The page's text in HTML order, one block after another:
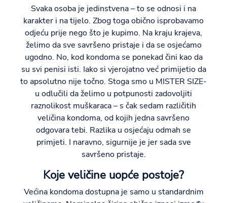
Svaka osoba je jedinstvena – to se odnosi i na
karakter i na tijelo. Zbog toga obično isprobavamo
odjeću prije nego što je kupimo. Na kraju krajeva,
želimo da sve savršeno pristaje i da se osjećamo
ugodno. No, kod kondoma se ponekad čini kao da
su svi penisi isti. Iako si vjerojatno već primijetio da
to apsolutno nije točno. Stoga smo u MISTER SIZE-
u odlučili da želimo u potpunosti zadovoljiti
raznolikost muškaraca – s čak sedam različitih
veličina kondoma, od kojih jedna savršeno
odgovara tebi. Razlika u osjećaju odmah se
primjeti. I naravno, sigurnije je jer sada sve
savršeno pristaje.
Koje veličine uopće postoje?
Većina kondoma dostupna je samo u standardnim